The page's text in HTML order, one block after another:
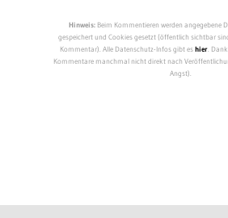
Hinweis:Beim Kommentieren werden angegebene
gespeichert und Cookies gesetzt (öffentlich sichtbar
Kommentar). Alle Datenschutz-Infos gibt eshier.
Kommentare manchmal nicht direkt nach
Angst).